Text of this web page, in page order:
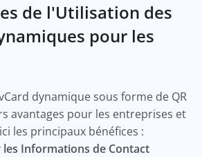
de l'Utilisation des
pour les
dynamique sous forme de QR
avantages pour les entreprises et
les principaux bénéfices :
les Informations de Contact